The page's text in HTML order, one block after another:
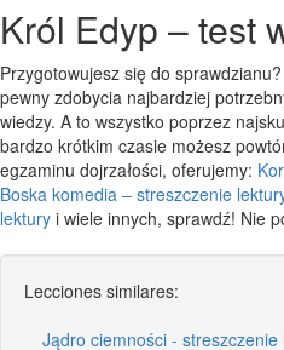
Król Edyp – test
Przygotowujesz się do
pewny zdobycia najbardziej
wiedzy. A to wszystko poprzez
bardzo krótkim czasie możesz
egzaminu dojrzałości, oferujemy:
Boska komedia – streszczenie
lektury i wiele innych, sprawdź! Nie
Lecciones similares:
Jądro ciemności - streszczenie